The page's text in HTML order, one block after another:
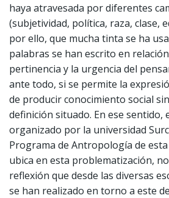
haya atravesada por diferentes
(subjetividad, política, raza, clase,
por ello, que mucha tinta se ha
palabras se han escrito en
pertinencia y la urgencia del
ante todo, si se permite la
de producir conocimiento social
definición situado. En ese sentido,
organizado por la universidad
Programa de Antropología de
ubica en esta problematización,
reflexión que desde las diversas
se han realizado en torno a este